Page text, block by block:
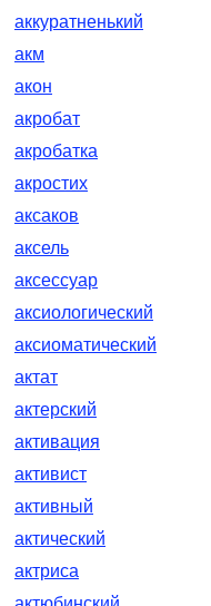
аккуратненький
акм
акон
акробат
акробатка
акростих
аксаков
аксель
аксессуар
аксиологический
аксиоматический
актат
актерский
активация
активист
активный
актический
актриса